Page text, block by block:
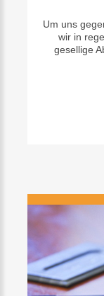
Um uns
wir in
gesellige